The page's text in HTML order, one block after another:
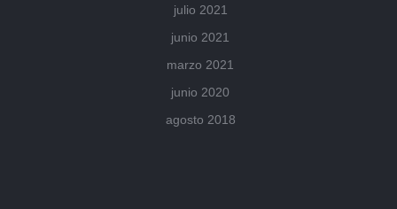
julio 2021
junio 2021
marzo 2021
junio 2020
agosto 2018